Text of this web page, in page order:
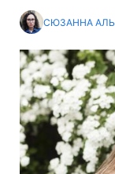
СЮЗАННА АЛЬ